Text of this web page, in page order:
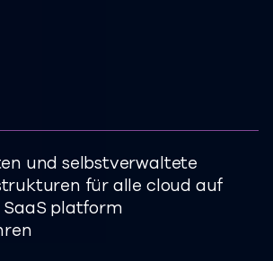
und selbstverwaltete
für alle cloud auf
platform